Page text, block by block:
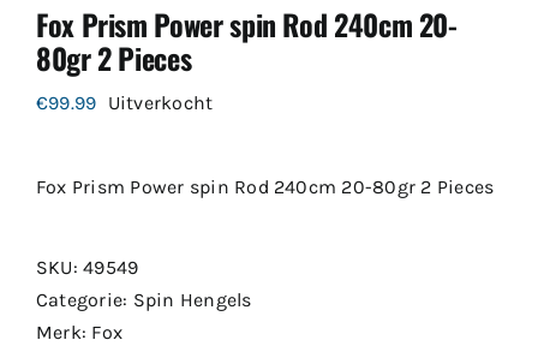
Fox Prism Power spin Rod 240cm 20-
80gr 2 Pieces
€99.99 Uitverkocht
Fox Prism Power spin Rod 240cm 20-80gr 2 Pieces
SKU:49549
Categorie: Spin Hengels
Merk: Fox